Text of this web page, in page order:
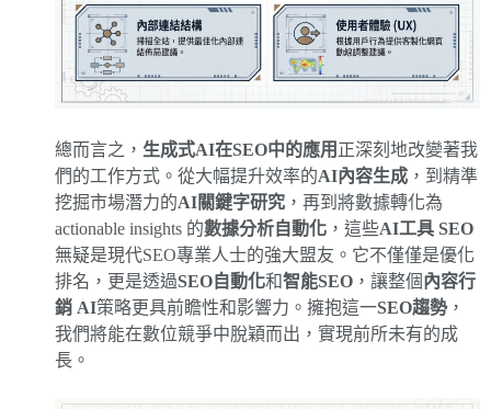
總而言之， 生成式AI在SEO中的應用 正深刻地改變著我
們的工作方式。從大幅提升效率的AI內容生成 ，到精準
挖掘市場潛力的AI關鍵字研究 ，再到將數據轉化為
actionable insights 的數據分析自動化 ，這些AI工具 SEO
無疑是現代SEO專業人士的強大盟友。它不僅僅是優化
排名，更是透過SEO自動化和智能SEO ，讓整個 內容行
銷 AI策略更具前瞻性和影響力。擁抱這一SEO趨勢，
我們將能在數位競爭中脫穎而出，實現前所未有的成
長。